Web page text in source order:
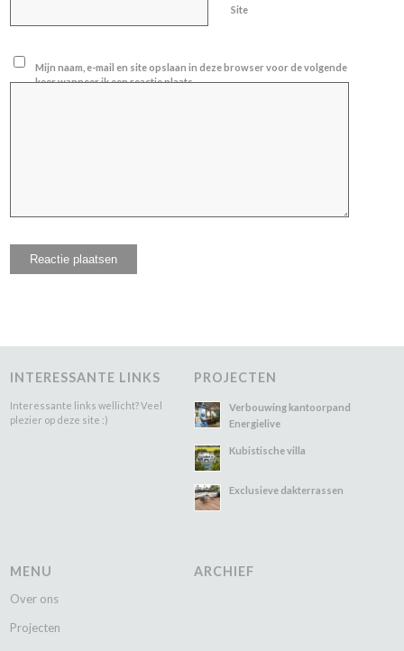
Site
Mijn naam, e-mail en site opslaan in deze browser voor de volgende
keer wanneer ik een reactie plaats.
INTERESSANTE LINKS
Interessante links wellicht? Veel
plezier op deze site :)
PROJECTEN
Verbouwing kantoorpand
Energielive
Kubistische villa
Exclusieve dakterrassen
MENU
Over ons
Projecten
ARCHIEF